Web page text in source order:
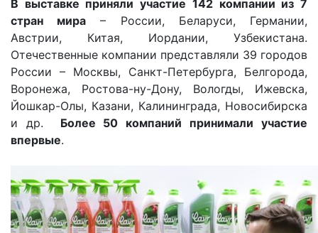
В выставке приняли участие 142 компании из 7
стран мира – России, Беларуси, Германии,
Австрии, Китая, Иордании, Узбекистана.
Отечественные компании представляли 39 городов
России – Москвы, Санкт-Петербурга, Белгорода,
Воронежа, Ростова-ну-Дону, Вологды, Ижевска,
Йошкар-Олы, Казани, Калининграда, Новосибирска
и др. Более 50 компаний принимали участие
впервые.